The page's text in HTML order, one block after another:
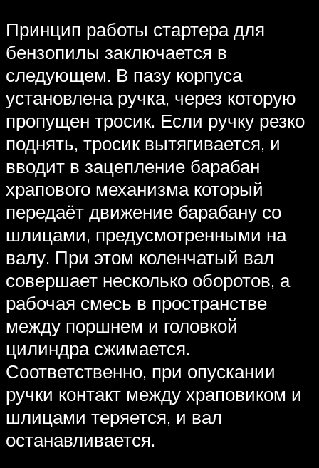
Принцип работы стартера для
бензопилы заключается в
следующем. В пазу корпуса
установлена ручка, через которую
пропущен тросик. Если ручку резко
поднять, тросик вытягивается, и
вводит в зацепление барабан
храпового механизма который
передаёт движение барабану со
шлицами, предусмотренными на
валу. При этом коленчатый вал
совершает несколько оборотов, а
рабочая смесь в пространстве
между поршнем и головкой
цилиндра сжимается.
Соответственно, при опускании
ручки контакт между храповиком и
шлицами теряется, и вал
останавливается.